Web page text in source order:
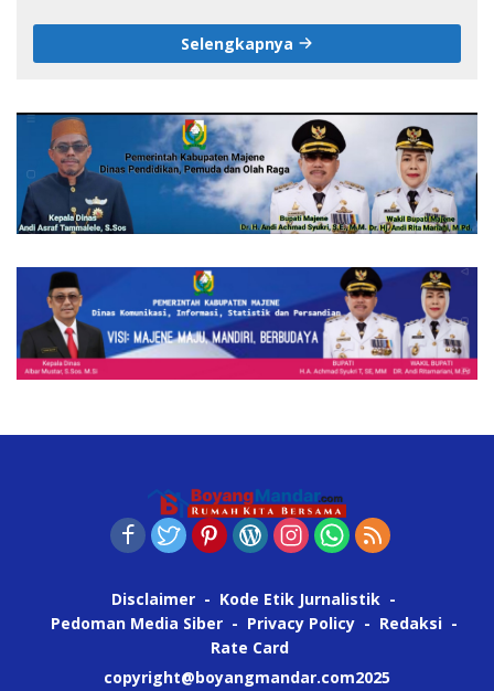
Selengkapnya
Disclaimer
Kode Etik Jurnalistik
Pedoman Media Siber
Privacy Policy
Redaksi
Rate Card
copyright@boyangmandar.com2025